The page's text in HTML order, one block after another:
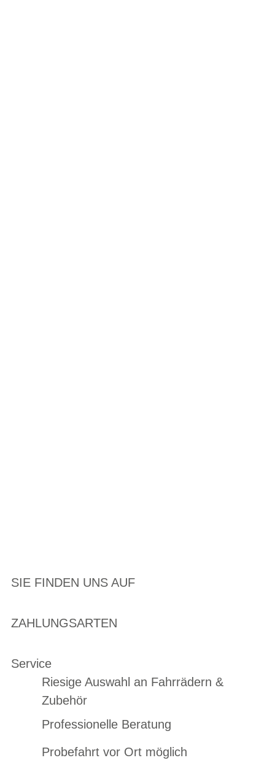
SIE FINDEN UNS AUF
ZAHLUNGSARTEN
Service
Riesige Auswahl an Fahrrädern &
Zubehör
Professionelle Beratung
Probefahrt vor Ort möglich